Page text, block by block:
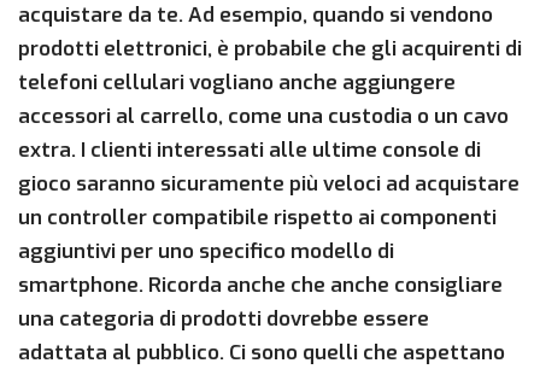
acquistare da te. Ad esempio, quando si vendono
prodotti elettronici, è probabile che gli acquirenti di
telefoni cellulari vogliano anche aggiungere
accessori al carrello, come una custodia o un cavo
extra. I clienti interessati alle ultime console di
gioco saranno sicuramente più veloci ad acquistare
un controller compatibile rispetto ai componenti
aggiuntivi per uno specifico modello di
smartphone. Ricorda anche che anche consigliare
una categoria di prodotti dovrebbe essere
adattata al pubblico. Ci sono quelli che aspettano